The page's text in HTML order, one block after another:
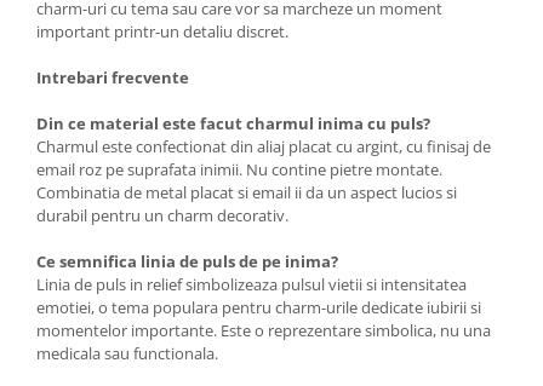
charm-uri cu tema sau care vor sa marcheze un moment
important printr-un detaliu discret.
Intrebari frecvente
Din ce material este facut charmul inima cu puls?
Charmul este confectionat din aliaj placat cu argint, cu finisaj de
email roz pe suprafata inimii. Nu contine pietre montate.
Combinatia de metal placat si email ii da un aspect lucios si
durabil pentru un charm decorativ.
Ce semnifica linia de puls de pe inima?
Linia de puls in relief simbolizeaza pulsul vietii si intensitatea
emotiei, o tema populara pentru charm-urile dedicate iubirii si
momentelor importante. Este o reprezentare simbolica, nu una
medicala sau functionala.